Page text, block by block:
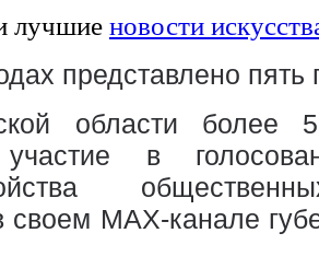
лучшие новости
представлено пять
области более
в
МАХ-канале